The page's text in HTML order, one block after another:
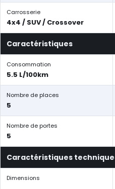
Carrosserie
4x4 / SUV / Crossover
Caractéristiques
Consommation
5.5 L/100km
Nombre de places
5
Nombre de portes
5
Caractéristiques
Dimensions